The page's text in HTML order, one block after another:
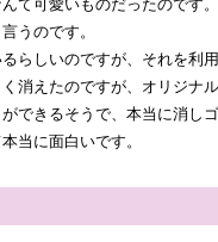
て可愛いものだったのです。
うのです。
らしいのですが、それを利
消えたのですが、オリジナ
できるそうで、本当に消し
当に面白いです。